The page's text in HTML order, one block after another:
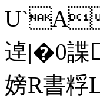
U`A
逴|�0諜
嫎R書粰